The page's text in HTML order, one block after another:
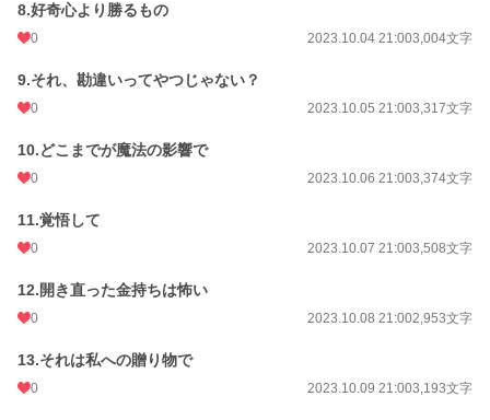
8.好奇心より勝るもの
0 2023.10.04 21:003,004文字
9.それ、勘違いってやつじゃない？
0 2023.10.05 21:003,317文字
10.どこまでが魔法の影響で
0 2023.10.06 21:003,374文字
11.覚悟して
0 2023.10.07 21:003,508文字
12.開き直った金持ちは怖い
0 2023.10.08 21:002,953文字
13.それは私への贈り物で
0 2023.10.09 21:003,193文字